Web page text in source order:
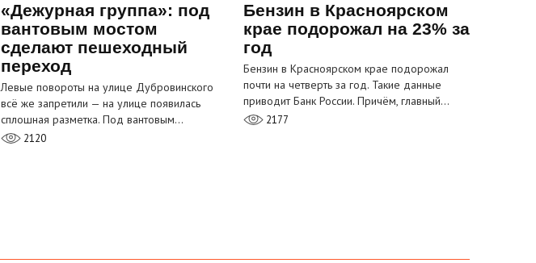
«Дежурная группа»: под
вантовым мостом
сделают пешеходный
переход
Левые повороты на улице Дубровинского
всё же запретили — на улице появилась
сплошная разметка. Под вантовым…
2120
Бензин в Красноярском
крае подорожал на 23% за
год
Бензин в Красноярском крае подорожал
почти на четверть за год. Такие данные
приводит Банк России. Причём, главный…
2177